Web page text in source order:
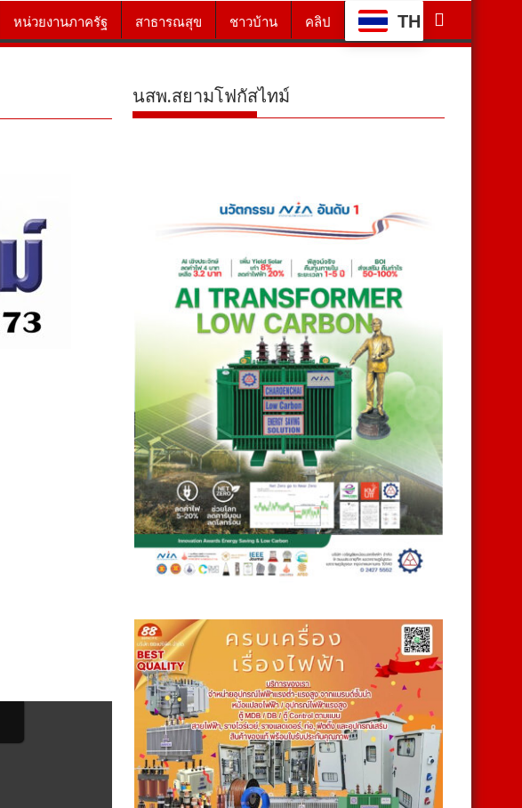
หน่วยงานภาครัฐ สาธารณสุข ชาวบ้าน คลิป TH
นสพ.สยามโฟกัสไทม์